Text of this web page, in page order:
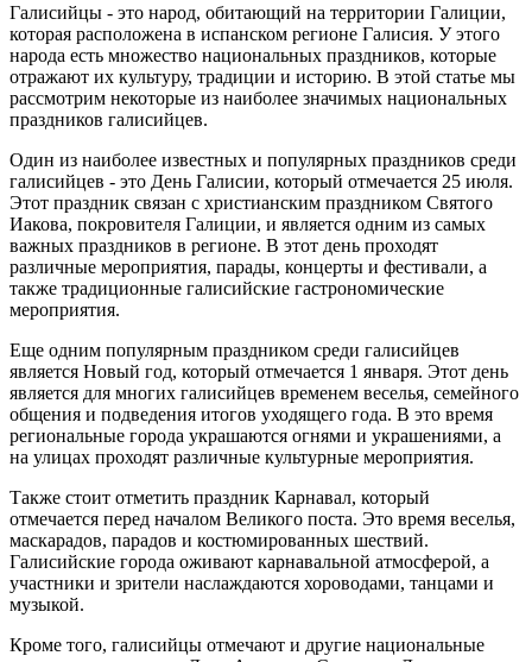
Галисийцы - это народ, обитающий на территории Галиции,
которая расположена в испанском регионе Галисия. У этого
народа есть множество национальных праздников, которые
отражают их культуру, традиции и историю. В этой статье мы
рассмотрим некоторые из наиболее значимых национальных
праздников галисийцев.
Один из наиболее известных и популярных праздников среди
галисийцев - это День Галисии, который отмечается 25 июля.
Этот праздник связан с христианским праздником Святого
Иакова, покровителя Галиции, и является одним из самых
важных праздников в регионе. В этот день проходят
различные мероприятия, парады, концерты и фестивали, а
также традиционные галисийские гастрономические
мероприятия.
Еще одним популярным праздником среди галисийцев
является Новый год, который отмечается 1 января. Этот день
является для многих галисийцев временем веселья, семейного
общения и подведения итогов уходящего года. В это время
региональные города украшаются огнями и украшениями, а
на улицах проходят различные культурные мероприятия.
Также стоит отметить праздник Карнавал, который
отмечается перед началом Великого поста. Это время веселья,
маскарадов, парадов и костюмированных шествий.
Галисийские города оживают карнавальной атмосферой, а
участники и зрители наслаждаются хороводами, танцами и
музыкой.
Кроме того, галисийцы отмечают и другие национальные